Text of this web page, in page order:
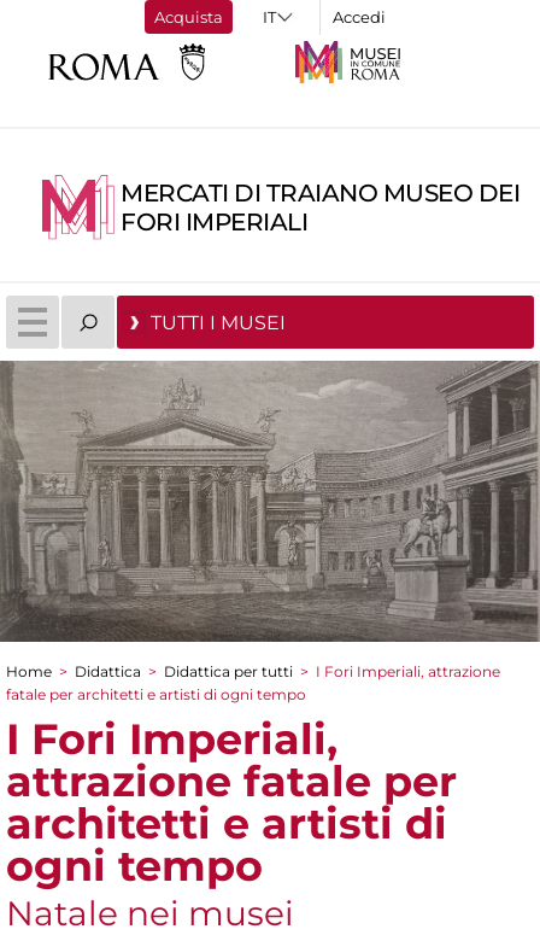
Acquista Accedi
MERCATI DI TRAIANO MUSEO DEI
FORI IMPERIALI
TUTTI I MUSEI
Tu sei qui
Home > Didattica > Didattica per tutti > I Fori Imperiali, attrazione
fatale per architetti e artisti di ogni tempo
I Fori Imperiali,
attrazione fatale per
architetti e artisti di
ogni tempo
Natale nei musei